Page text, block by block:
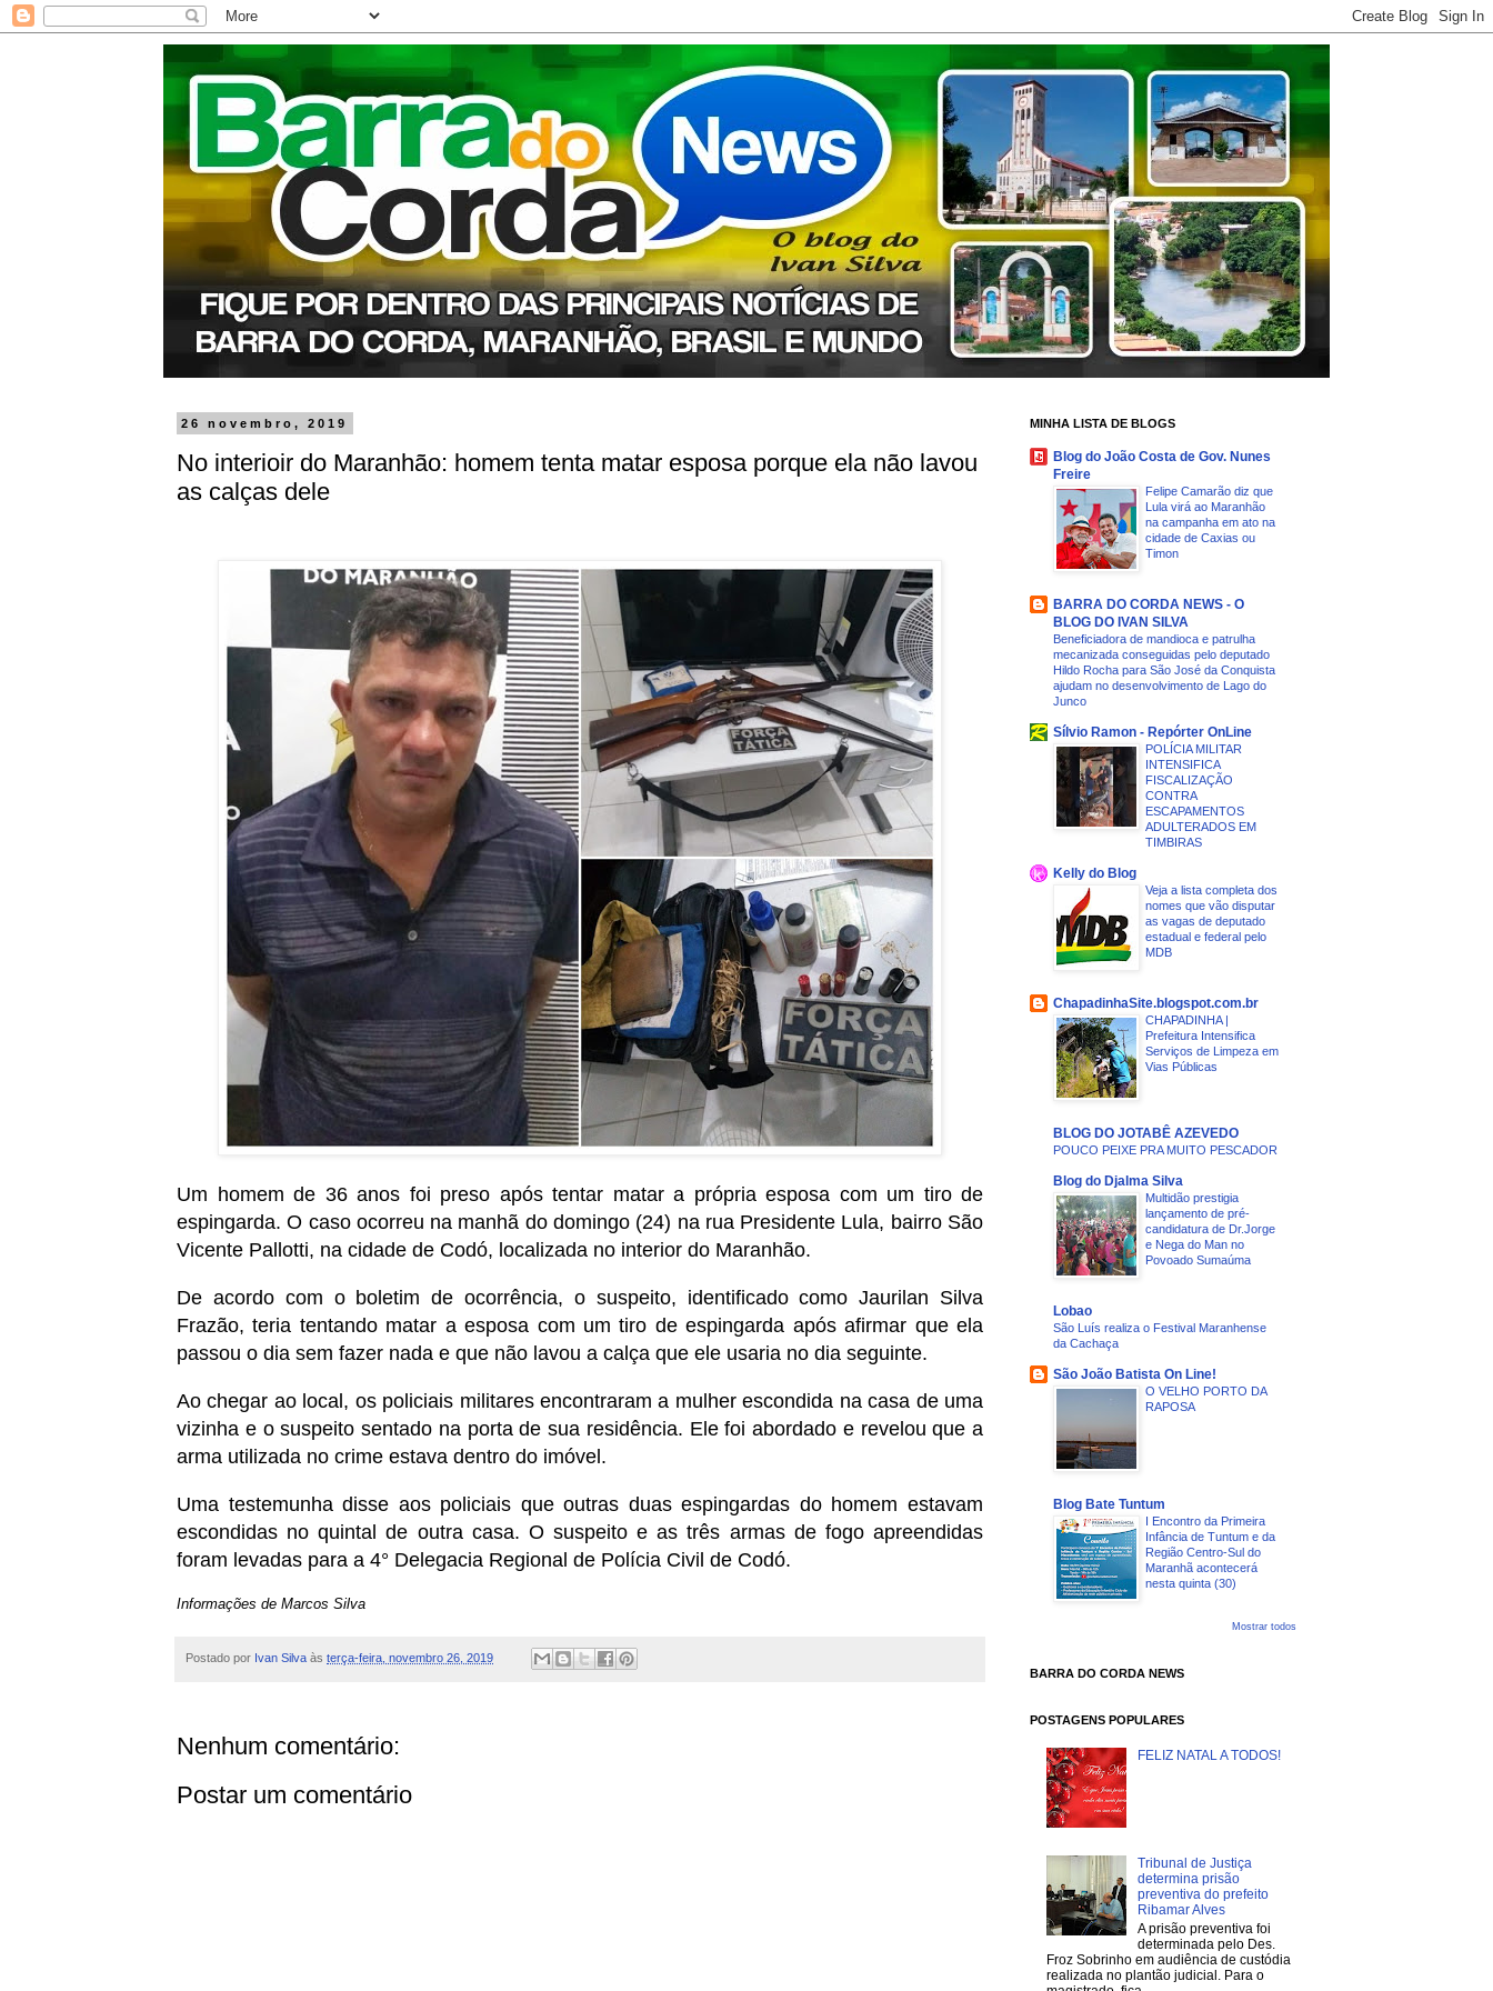
26 novembro, 2019
No interioir do Maranhão: homem tenta matar esposa porque ela não lavou
as calças dele
Um homem de 36 anos foi preso após tentar matar a própria esposa com um tiro de
espingarda. O caso ocorreu na manhã do domingo (24) na rua Presidente Lula, bairro São
Vicente Pallotti, na cidade de Codó, localizada no interior do Maranhão.
De acordo com o boletim de ocorrência, o suspeito, identificado como Jaurilan Silva
Frazão, teria tentando matar a esposa com um tiro de espingarda após afirmar que ela
passou o dia sem fazer nada e que não lavou a calça que ele usaria no dia seguinte.
Ao chegar ao local, os policiais militares encontraram a mulher escondida na casa de uma
vizinha e o suspeito sentado na porta de sua residência. Ele foi abordado e revelou que a
arma utilizada no crime estava dentro do imóvel.
Uma testemunha disse aos policiais que outras duas espingardas do homem estavam
escondidas no quintal de outra casa. O suspeito e as três armas de fogo apreendidas
foram levadas para a 4° Delegacia Regional de Polícia Civil de Codó.
Informações de Marcos Silva
Postado por Ivan Silva às terça-feira, novembro 26, 2019
Nenhum comentário:
Postar um comentário
MINHA LISTA DE BLOGS
Blog do João Costa de Gov. Nunes
Freire
Felipe Camarão diz que
Lula virá ao Maranhão
na campanha em ato na
cidade de Caxias ou
Timon
BARRA DO CORDA NEWS - O
BLOG DO IVAN SILVA
Beneficiadora de mandioca e patrulha
mecanizada conseguidas pelo deputado
Hildo Rocha para São José da Conquista
ajudam no desenvolvimento de Lago do
Junco
Sílvio Ramon - Repórter OnLine
POLÍCIA MILITAR
INTENSIFICA
FISCALIZAÇÃO
CONTRA
ESCAPAMENTOS
ADULTERADOS EM
TIMBIRAS
Kelly do Blog
Veja a lista completa dos
nomes que vão disputar
as vagas de deputado
estadual e federal pelo
MDB
ChapadinhaSite.blogspot.com.br
CHAPADINHA |
Prefeitura Intensifica
Serviços de Limpeza em
Vias Públicas
BLOG DO JOTABÊ AZEVEDO
POUCO PEIXE PRA MUITO PESCADOR
Blog do Djalma Silva
Multidão prestigia
lançamento de pré-
candidatura de Dr.Jorge
e Nega do Man no
Povoado Sumaúma
Lobao
São Luís realiza o Festival Maranhense
da Cachaça
São João Batista On Line!
O VELHO PORTO DA
RAPOSA
Blog Bate Tuntum
I Encontro da Primeira
Infância de Tuntum e da
Região Centro-Sul do
Maranhã acontecerá
nesta quinta (30)
Mostrar todos
BARRA DO CORDA NEWS
POSTAGENS POPULARES
FELIZ NATAL A TODOS!
Tribunal de Justiça
determina prisão
preventiva do prefeito
Ribamar Alves
A prisão preventiva foi
determinada pelo Des.
Froz Sobrinho em audiência de custódia
realizada no plantão judicial. Para o